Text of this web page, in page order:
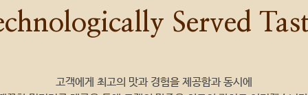
Served
고객에게 최고의 맛과 경험을 제공함과 동시에